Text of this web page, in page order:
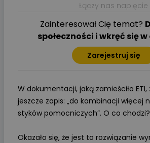
Łączy nas napięcie
Zainteresował Cię temat?
społeczności i wkręć się
Zarejestruj się
W dokumentacji, jaką zamieściło ETI,
jeszcze zapis: „do kombinacji więcej
styków pomocniczych”. O co chodzi?
Okazało się, że jest to rozwiązanie